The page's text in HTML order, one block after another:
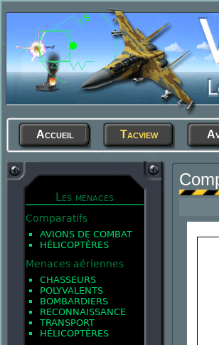
Accueil Tacview
Les menaces
Comparatifs
AVIONS DE COMBAT
HÉLICOPTÈRES
Menaces aériennes
CHASSEURS
POLYVALENTS
BOMBARDIERS
RECONNAISSANCE
TRANSPORT
HÉLICOPTÈRES